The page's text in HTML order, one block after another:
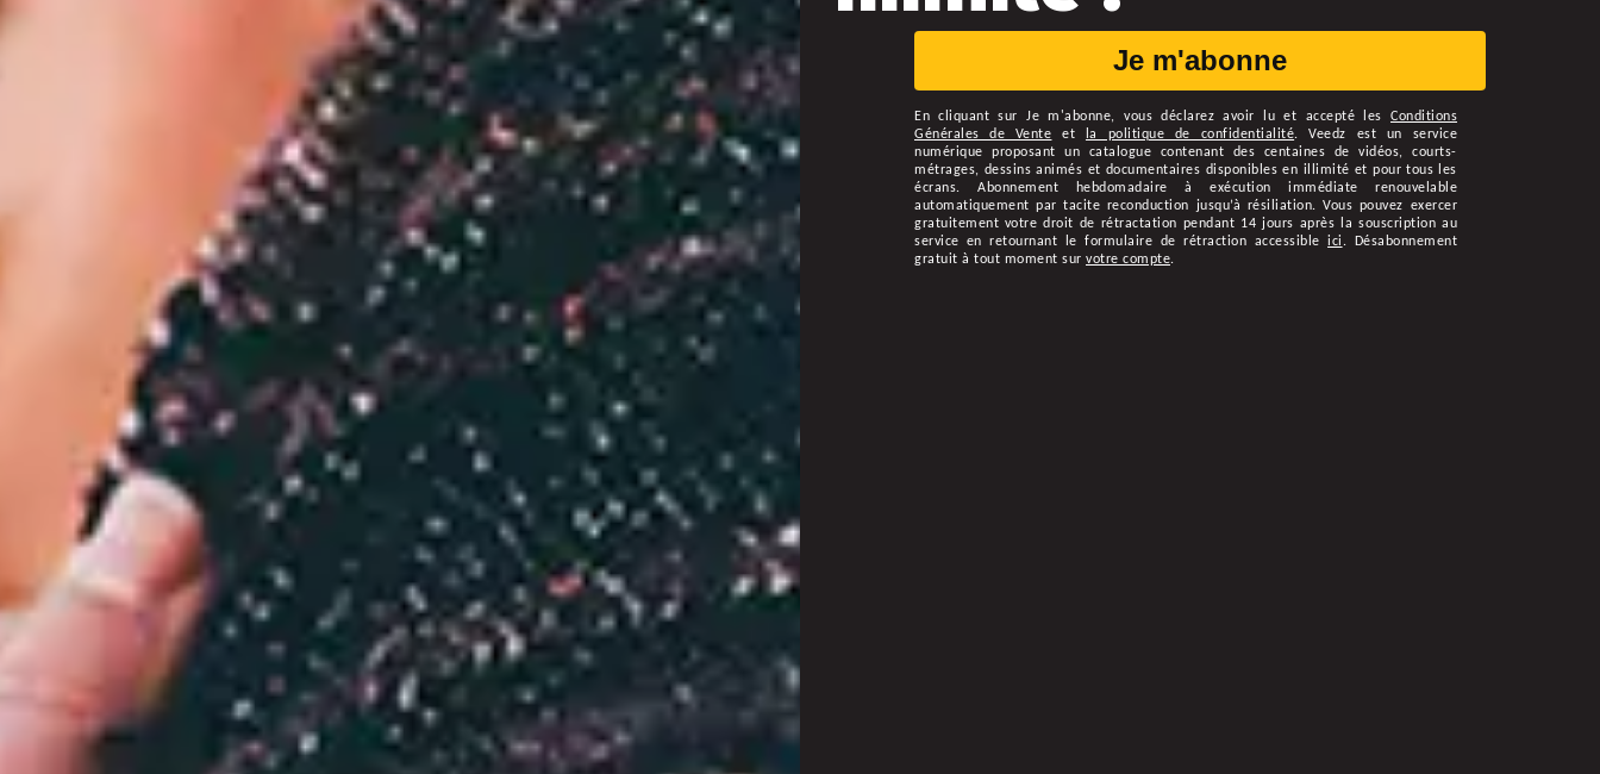
Je m'abonne
En cliquant surJe m'abonne, vous déclarez avoir lu et accepté lesConditions
Générales de Vente et la politique de confidentialité.Veedz est un service
numérique proposant un catalogue contenant des centaines de vidéos, courts-
métrages, dessins animés et documentaires disponibles en illimité et pour tous les
écrans. Abonnement hebdomadaire à exécution immédiate renouvelable
automatiquement par tacite reconduction jusqu’à résiliation. Vous pouvez exercer
gratuitement votre droit de rétractation pendant 14 jours après la souscription au
service en retournant le formulaire de rétraction accessibleici. Désabonnement
gratuit à tout moment sur votre compte.